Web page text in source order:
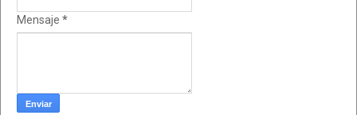
Mensaje *